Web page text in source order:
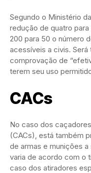
Segundo o Ministério
redução de quatro
200 para 50 o número
acessíveis a civis.
comprovação de
terem seu uso
CACs
No caso dos
(CACs), está também
de armas e munições
varia de acordo com o
caso dos atiradores